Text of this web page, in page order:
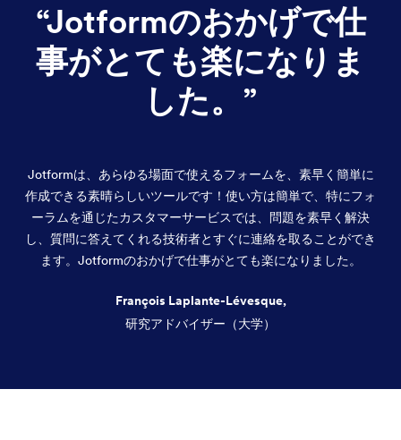
“Jotformのおかげで仕
事がとても楽になりま
した。 ”
Jotformは、あらゆる場面で使えるフォームを、素早く簡単に
作成できる素晴らしいツールです！使い方は簡単で、特にフォ
ーラムを通じたカスタマーサービスでは、問題を素早く解決
し、質問に答えてくれる技術者とすぐに連絡を取ることができ
ます。Jotformのおかげで仕事がとても楽になりました。
François Laplante-Lévesque,
研究アドバイザー（大学）